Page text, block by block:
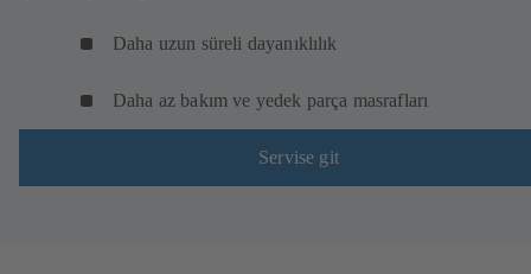
Daha uzun süreli dayanıklılık
Daha az bakım ve yedek parça masrafları
Servise git